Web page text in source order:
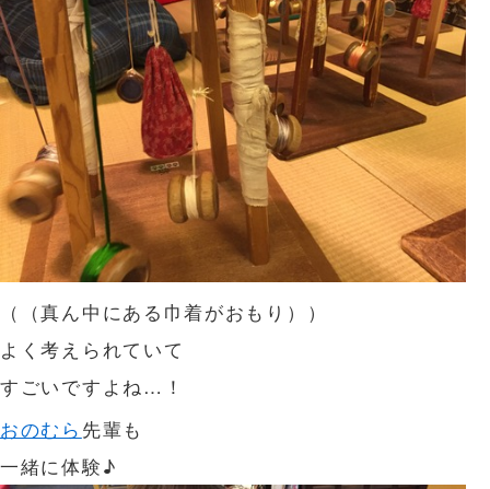
（（真ん中にある巾着がおもり））
よく考えられていて
すごいですよね…！
おのむら 先輩も
一緒に体験♪